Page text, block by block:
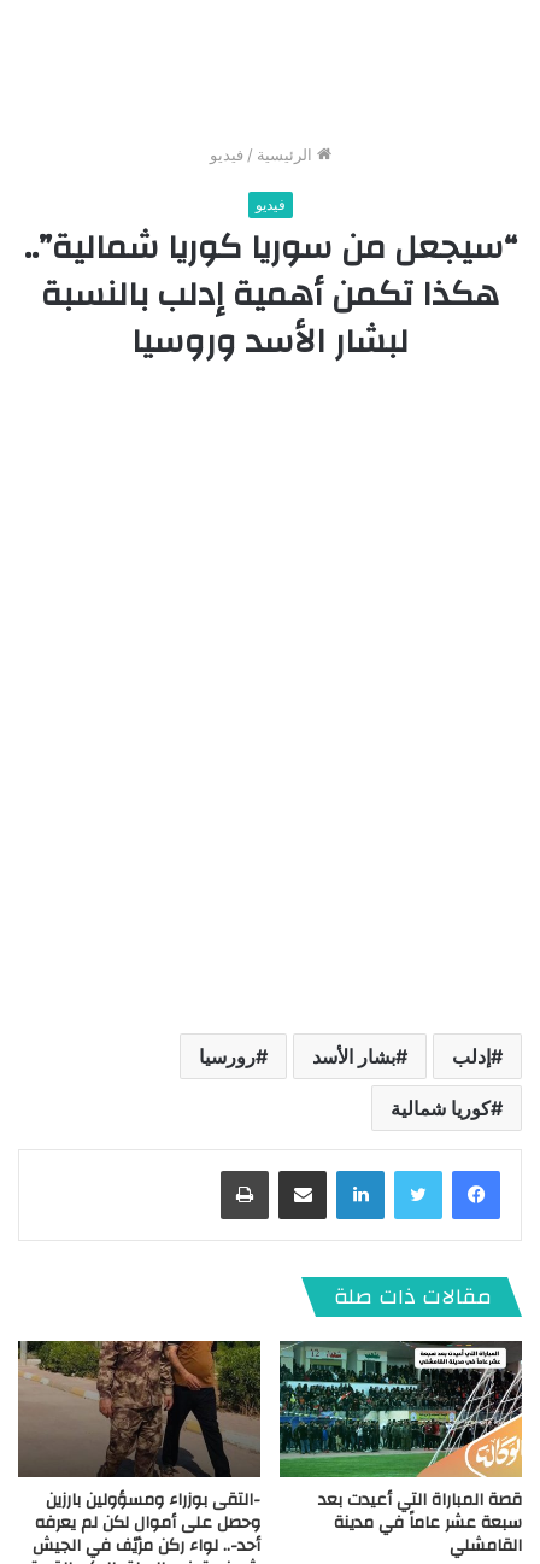
الرئيسية / فيديو
فيديو
“سيجعل من سوريا كوريا شمالية”..
هكذا تكمن أهمية إدلب بالنسبة
لبشار الأسد وروسيا
إدلب بشار الأسد رورسيا
كوريا شمالية
لينكدإن
مقالات ذات صلة
قصة المباراة التي أعيدت بعد
سبعة عشر عاماً في مدينة
القامشلي
-التقى بوزراء ومسؤولين بارزين
وحصل على أموال لكن لم يعرفه
أحد-.. لواء ركن مزيّف في الجيش